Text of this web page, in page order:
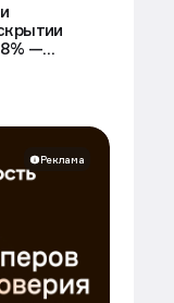
—
Реклама